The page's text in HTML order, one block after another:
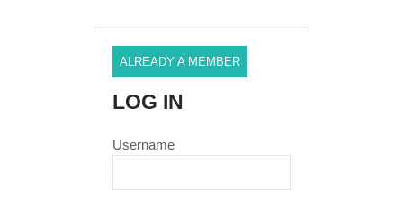
ALREADY A MEMBER
LOG IN
Username